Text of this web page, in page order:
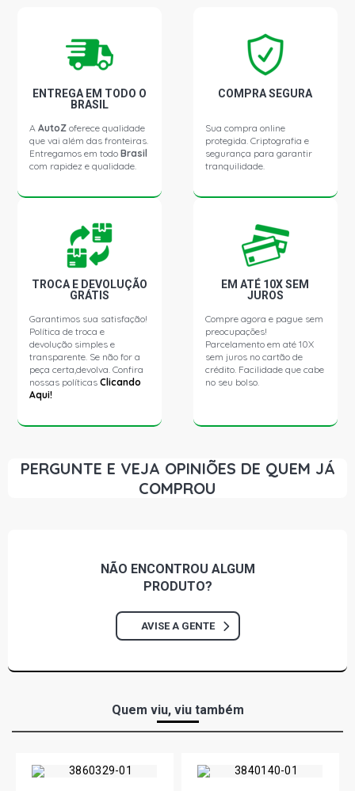
ENTREGA EM TODO O
BRASIL
AAutoZ oferece qualidade
que vai além das fronteiras.
Entregamos em todoBrasil
com rapidez e qualidade.
COMPRA SEGURA
Sua compra online
protegida. Criptografia e
segurança para garantir
tranquilidade.
TROCA E DEVOLUÇÃO
GRÁTIS
Garantimos sua satisfação!
Política de troca e
devolução simples e
transparente. Se não for a
peça certa,devolva. Confira
nossas políticasClicando
Aqui!
EM ATÉ 10X SEM
JUROS
Compre agora e pague sem
preocupações!
Parcelamento em até 10X
sem juros no cartão de
crédito. Facilidade que cabe
no seu bolso.
PERGUNTE E VEJA OPINIÕES DE QUEM JÁ
COMPROU
NÃO ENCONTROU ALGUM
PRODUTO?
AVISE A GENTE
Quem viu, viu também